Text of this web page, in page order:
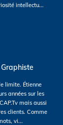
intellectu...
limite. Étienne
années sur les
mais aussi
clients. Comme
vi...